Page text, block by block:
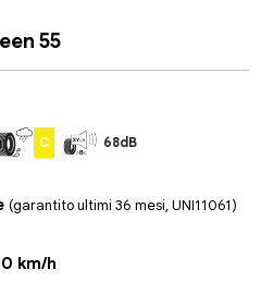
55
C 68dB
(garantito ultimi 36 mesi, UNI11061)
km/h